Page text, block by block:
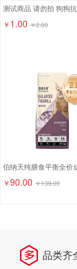
测试商品 请勿拍 狗狗
￥ 1.00 ￥2.00
￥90.00 ￥139.00
品类齐